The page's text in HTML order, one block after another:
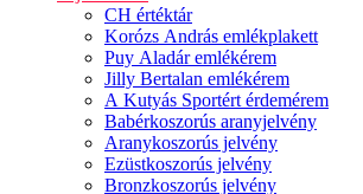
CH értéktár
Korózs András emlékplakett
Puy Aladár emlékérem
Jilly Bertalan emlékérem
A Kutyás Sportért érdemérem
Babérkoszorús aranyjelvény
Aranykoszorús jelvény
Ezüstkoszorús jelvény
Bronzkoszorús jelvény